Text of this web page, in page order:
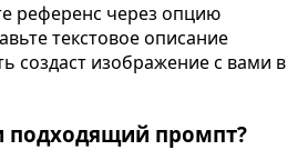
референс через опцию
текстовое описание
создаст изображение с вами в
подходящий промпт?